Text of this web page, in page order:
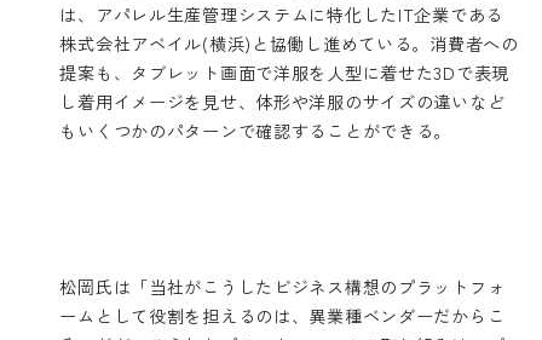
は、アパレル生産管理システムに特化したIT企業である
株式会社アベイル(横浜)と協働し進めている。消費者への
提案も、タブレット画面で洋服を人型に着せた3Dで表現
し着用イメージを見せ、体形や洋服のサイズの違いなど
もいくつかのパターンで確認することができる。
松岡氏は「当社がこうしたビジネス構想のプラットフォ
ームとして役割を担えるのは、異業種ベンダーだからこ